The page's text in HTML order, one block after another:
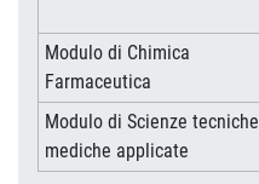
Modulo di Chimica
Farmaceutica
Modulo di Scienze tecniche
mediche applicate